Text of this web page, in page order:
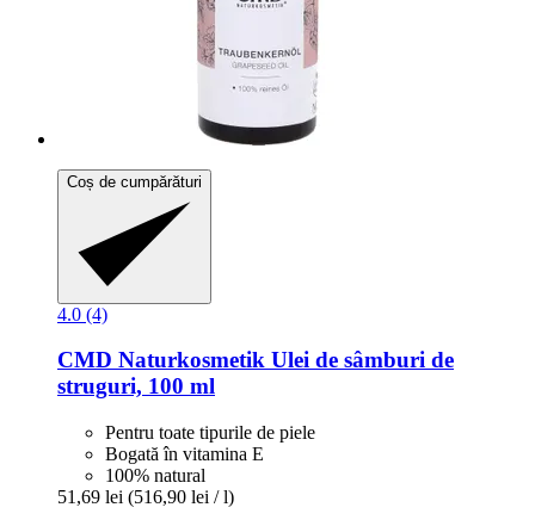
Coș de cumpărături
4.0 (4)
CMD Naturkosmetik Ulei de sâmburi de
struguri, 100 ml
Pentru toate tipurile de piele
Bogată în vitamina E
100% natural
51,69 lei (516,90 lei / l)